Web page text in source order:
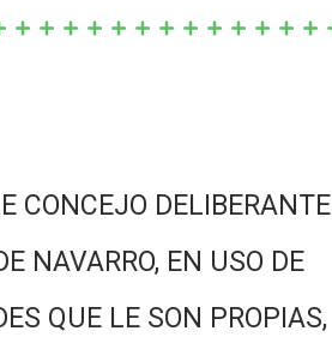
CONCEJO DELIBERANTE
NAVARRO, EN USO DE
QUE LE SON PROPIAS,